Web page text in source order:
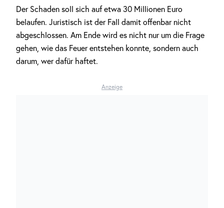
Der Schaden soll sich auf etwa 30 Millionen Euro
belaufen. Juristisch ist der Fall damit offenbar nicht
abgeschlossen. Am Ende wird es nicht nur um die Frage
gehen, wie das Feuer entstehen konnte, sondern auch
darum, wer dafür haftet.
Anzeige